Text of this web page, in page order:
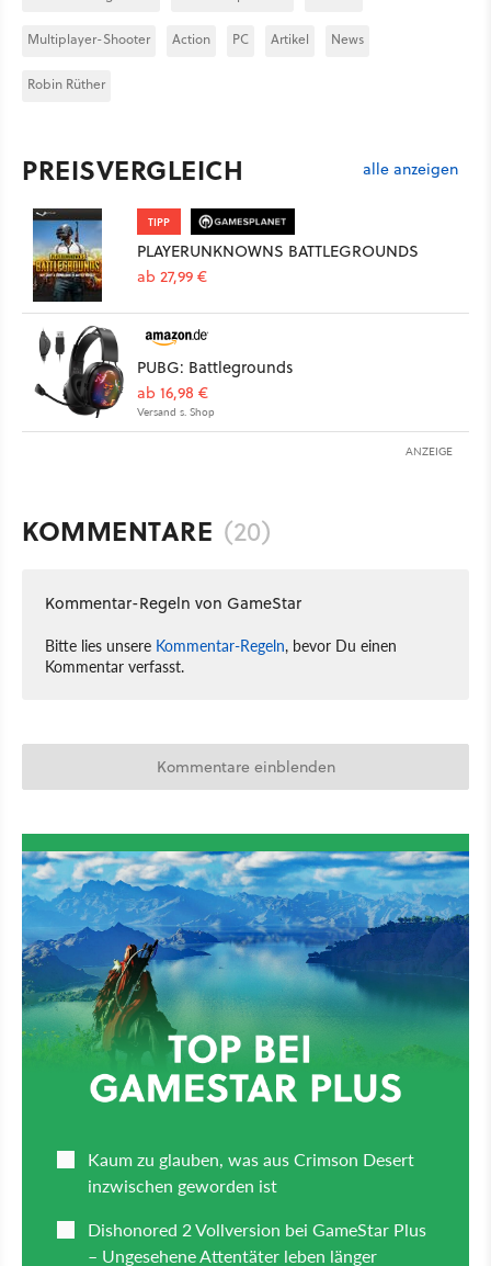
Multiplayer-Shooter Action PC Artikel News
Robin Rüther
PREISVERGLEICH alle anzeigen
TIPP
PLAYERUNKNOWNS BATTLEGROUNDS
ab 27,99 €
PUBG: Battlegrounds
ab 16,98 €
Versand s. Shop
ANZEIGE
KOMMENTARE (20)
Kommentar-Regeln von GameStar
Bitte lies unsere Kommentar-Regeln, bevor Du einen
Kommentar verfasst.
Kommentare einblenden